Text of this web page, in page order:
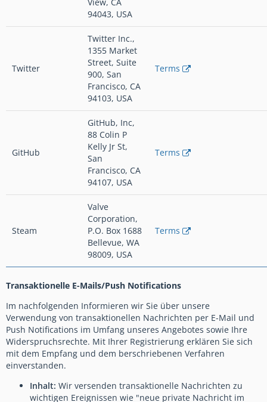
94043, USA
Twitter
Twitter Inc.,
1355 Market
Street, Suite
900, San
Francisco, CA
94103, USA
Terms
GitHub
GitHub, Inc,
88 Colin P
Kelly Jr St,
San
Francisco, CA
94107, USA
Terms
Steam
Valve
Corporation,
P.O. Box 1688
Bellevue, WA
98009, USA
Terms
Transaktionelle E-Mails/Push Notifications
Im nachfolgenden Informieren wir Sie über unsere
Verwendung von transaktionellen Nachrichten per E-Mail und
Push Notifications im Umfang unseres Angebotes sowie Ihre
Widerspruchsrechte. Mit Ihrer Registrierung erklären Sie sich
mit dem Empfang und dem berschriebenen Verfahren
einverstanden.
Inhalt: Wir versenden transaktionelle Nachrichten zu
wichtigen Ereignissen wie "neue private Nachricht im